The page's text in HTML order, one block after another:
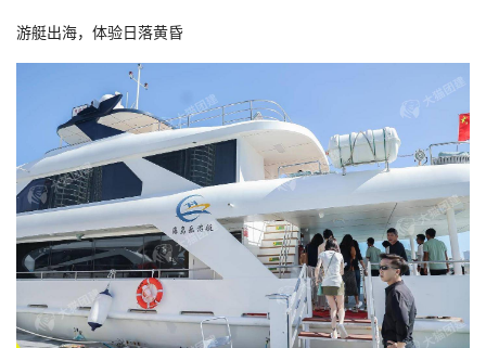
游艇出海，体验日落黄昏